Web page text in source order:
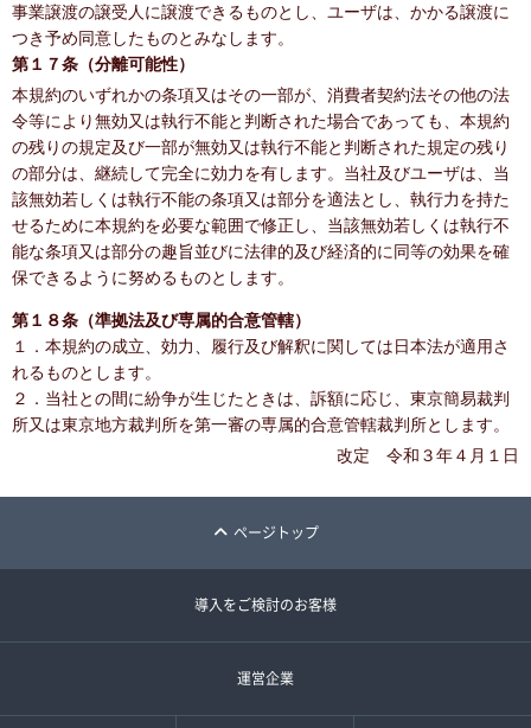
事業譲渡の譲受人に譲渡できるものとし、ユーザは、かかる譲渡に
つき予め同意したものとみなします。
第１７条（分離可能性）
本規約のいずれかの条項又はその一部が、消費者契約法その他の法
令等により無効又は執行不能と判断された場合であっても、本規約
の残りの規定及び一部が無効又は執行不能と判断された規定の残り
の部分は、継続して完全に効力を有します。当社及びユーザは、当
該無効若しくは執行不能の条項又は部分を適法とし、執行力を持た
せるために本規約を必要な範囲で修正し、当該無効若しくは執行不
能な条項又は部分の趣旨並びに法律的及び経済的に同等の効果を確
保できるように努めるものとします。
第１８条（準拠法及び専属的合意管轄）
１．本規約の成立、効力、履行及び解釈に関しては日本法が適用さ
れるものとします。
２．当社との間に紛争が生じたときは、訴額に応じ、東京簡易裁判
所又は東京地方裁判所を第一審の専属的合意管轄裁判所とします。
改定 令和３年４月１日
ページトップ
導入をご検討のお客様
運営企業